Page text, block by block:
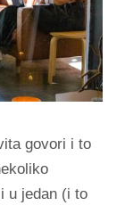
govori i to
u jedan (i to